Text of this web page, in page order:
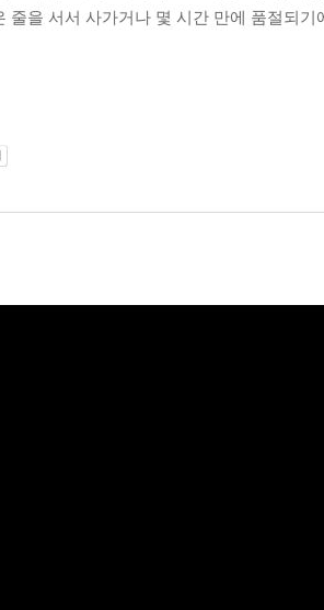
줄을 서서 사가거나 몇 시간 만에 품절되